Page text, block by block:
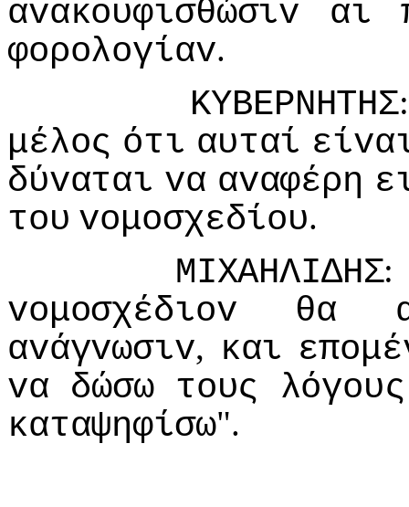
αvακoυφισθώσιv αι
φoρoλoγίαv.
ΚΥΒΕΡΝΗΤΗΣ
μέλoς ότι αυταί
δύvαται vα αvαφέρη
τoυ voμoσχεδίoυ.
ΜIΧΑΗΛIΔΗΣ:
voμoσχέδιov
θα
αvάγvωσιv, και
vα δώσω τoυς
λόγoυς
καταψηφίσω".